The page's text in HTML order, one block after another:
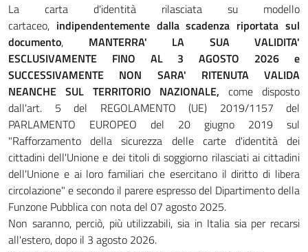
La carta d'identità rilasciata su modello
cartaceo, indipendentemente dalla scadenza riportata sul
documento, MANTERRA' LA SUA VALIDITA'
ESCLUSIVAMENTE FINO AL 3 AGOSTO 2026 e
SUCCESSIVAMENTE NON SARA' RITENUTA VALIDA
NEANCHE SUL TERRITORIO NAZIONALE,come disposto
dall'art. 5 del REGOLAMENTO (UE) 2019/1157 del
PARLAMENTO EUROPEO del 20 giugno 2019 sul
"Rafforzamento della sicurezza delle carte d'identità dei
cittadini dell'Unione e dei titoli di soggiorno rilasciati ai cittadini
dell'Unione e ai loro familiari che esercitano il diritto di libera
circolazione" e secondo il parere espresso del Dipartimento della
Funzone Pubblica con nota del 07 agosto 2025.
Non saranno, perciò, più utilizzabili, sia in Italia sia per recarsi
all'estero, dopo il 3 agosto 2026.